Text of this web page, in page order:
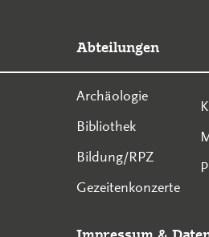
Abteilungen
Archäologie
Bibliothek
Bildung/RPZ
Gezeitenkonzerte